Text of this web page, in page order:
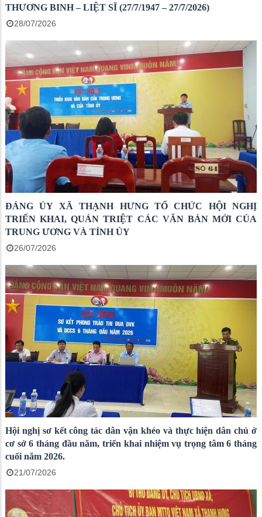
THƯƠNG BINH – LIỆT SĨ (27/7/1947 – 27/7/2026)
28/07/2026
ĐẢNG ỦY XÃ THẠNH HƯNG TỔ CHỨC HỘI NGHỊ
TRIỂN KHAI, QUÁN TRIỆT CÁC VĂN BẢN MỚI CỦA
TRUNG ƯƠNG VÀ TỈNH ỦY
26/07/2026
Hội nghị sơ kết công tác dân vận khéo và thực hiện dân chủ ở
cơ sở 6 tháng đầu năm, triển khai nhiệm vụ trọng tâm 6 tháng
cuối năm 2026.
21/07/2026